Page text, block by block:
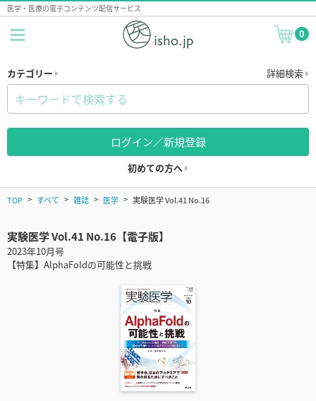
医学・医療の電子コンテンツ配信サービス
0
カテゴリー 詳細検索
ログイン／新規登録
初めての方へ
TOP すべて 雑誌 医学 実験医学 Vol.41 No.16
実験医学 Vol.41 No.16【電子版】
2023年10月号
【特集】AlphaFoldの可能性と挑戦